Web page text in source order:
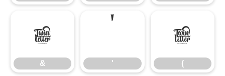
&
&
'
'
(
(